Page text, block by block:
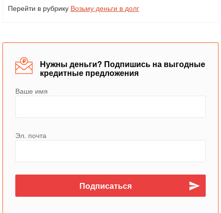
Перейти в рубрику Возьму деньги в долг
Нужны деньги? Подпишись на выгодные
кредитные предложения
Ваше имя
Эл. почта